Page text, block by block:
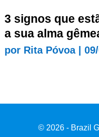
3 signos que
a sua alma
por Rita Póvoa|
© 2026 - Brazil